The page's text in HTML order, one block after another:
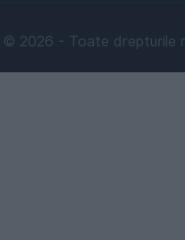
© 2026 - Toate drepturile